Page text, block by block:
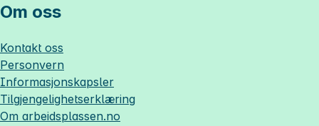
Om oss
Kontakt oss
Personvern
Informasjonskapsler
Tilgjengelighetserklæring
Om arbeidsplassen.no